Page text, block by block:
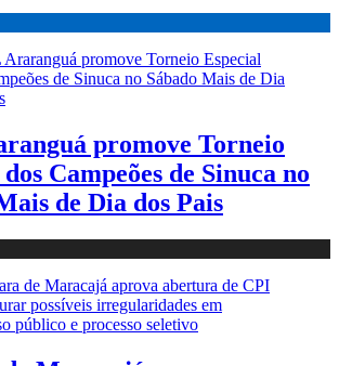
promove Torneio
Campeões de Sinuca no
de Dia dos Pais